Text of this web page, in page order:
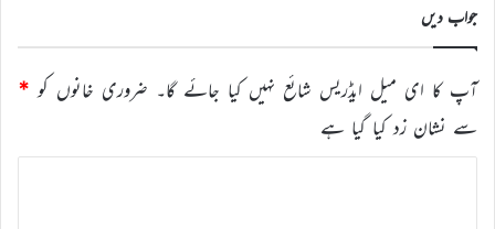
جواب دیں
آپ کا ای میل ایڈریس شائع نہیں کیا جائے گا۔ ضروری خانوں کو *
سے نشان زد کیا گیا ہے